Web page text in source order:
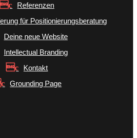
Referenzen
für Positionierungsberatung
Deine neue Website
Intellectual Branding
Kontakt
Grounding Page